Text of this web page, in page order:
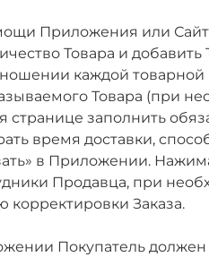
Приложения или
Товара и добавить
каждой
Товара (при
заполнить
время доставки,
в Приложении.
Продавца, при
Заказа.
Покупатель